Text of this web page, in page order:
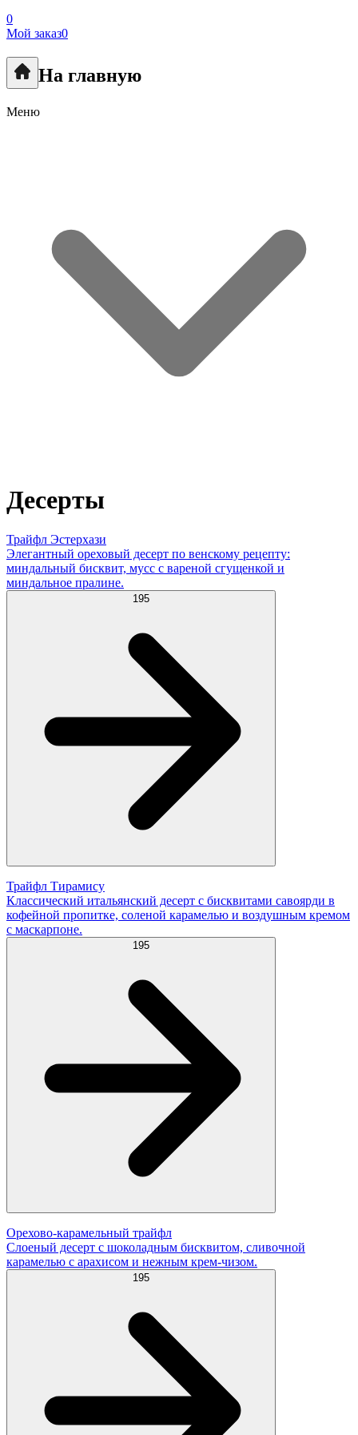
0
Мой заказ0
На главную
Меню
Десерты
Трайфл Эстерхази
Элегантный ореховый десерт по венскому рецепту:
миндальный бисквит, мусс с вареной сгущенкой и
миндальное пралине.
195
Трайфл Тирамису
Классический итальянский десерт с бисквитами савоярди в
кофейной пропитке, соленой карамелью и воздушным кремом
с маскарпоне.
195
Орехово-карамельный трайфл
Слоеный десерт с шоколадным бисквитом, сливочной
карамелью с арахисом и нежным крем-чизом.
195